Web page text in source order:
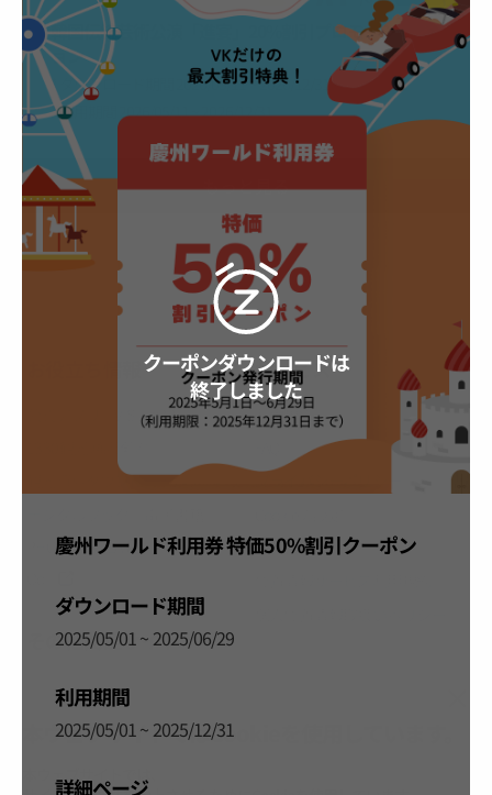
韓国伝統芸術公演「進宴」20%割引プロモーシ
ョン
* ダウンロード期間
2026/05/11 ~ 2026/12/31
* 利用期間
2026/05/11 ~ 2026/12/31
もっと見る
公式アプリ「VISITKOREA」
観光資料ダウンロード
PHOTO KOREA
サービス
利用規約
Cookieポリシー
その他関連サイト
韓国観光公社
本ウェブサイトではCookieを使用しています。
本ウェブサイトでは、
慶州ワールド利用券 特価50%割引クーポン
ダウンロード期間
2025/05/01 ~ 2025/06/29
利用期間
2025/05/01 ~ 2025/12/31
詳細ページ
クーポンダウンロードは
終了しました